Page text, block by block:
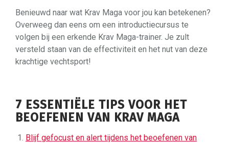
Benieuwd naar wat Krav Maga voor jou kan betekenen?
Overweeg dan eens om een introductiecursus te
volgen bij een erkende Krav Maga-trainer. Je zult
versteld staan van de effectiviteit en het nut van deze
krachtige vechtsport!
7 ESSENTIËLE TIPS VOOR HET
BEOEFENEN VAN KRAV MAGA
Blijf gefocust en alert tijdens het beoefenen van